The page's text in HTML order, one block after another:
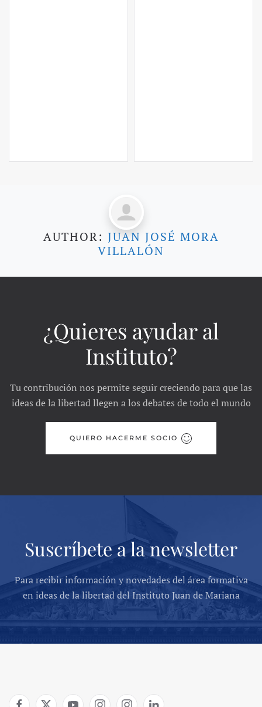
AUTHOR: JUAN JOSÉ MORA
VILLALÓN
¿Quieres ayudar al
Instituto?
Tu contribución nos permite seguir creciendo para que las
ideas de la libertad llegen a los debates de todo el mundo
QUIERO HACERME SOCIO
Suscríbete a la newsletter
Para recibir información y novedades del área formativa
en ideas de la libertad del Instituto Juan de Mariana